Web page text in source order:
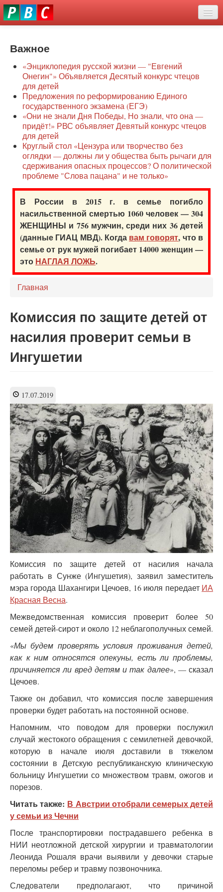
Перейти
к
О нас
Защита семей
Образование
Наше сопротивление
Регионы
Видео
Важное
«Энциклопедия русской жизни — "Евгений
Онегин"» Объявляется Десятый конкурс чтецов
для детей
Предложения по реформированию Единого
государственного экзамена (ЕГЭ)
«Они не знали Дня Победы, Но знали, что она —
придёт!» РВС объявляет Девятый конкурс чтецов
для детей
Круглый стол «Цензура или творчество без
оглядки — должны ли у общества быть рычаги для
сдерживания опасных процессов? О политической
проблеме "Слова пацана" и не только»
В России в 2015 г. в семье погибло
насильственной смертью 1060 человек — 304
ЖЕНЩИНЫ и 756 мужчин, среди них 36 детей
(данные ГИАЦ МВД). Когда вам говорят, что в
семье от рук мужей погибает 14000 женщин —
это НАГЛАЯ ЛОЖЬ.
Главная
Комиссия по защите детей от
насилия проверит семьи в
Ингушетии
17.07.2019
Комиссия по защите детей от насилия начала
работать в Сунже (Ингушетия), заявил заместитель
мэра города Шахангири Цечоев, 16 июля передает ИА
Красная Весна.
Межведомственная комиссия проверит более 50
семей детей-сирот и около 12 неблагополучных семей.
«Мы будем проверять условия проживания детей,
как к ним относятся опекуны, есть ли проблемы,
причиняется ли вред детям и так далее», — сказал
Цечоев.
Также он добавил, что комиссия после завершения
проверки будет работать на постоянной основе.
Напомним, что поводом для проверки послужил
случай жестокого обращения с семилетней девочкой,
которую в начале июля доставили в тяжелом
состоянии в Детскую республиканскую клиническую
больницу Ингушетии со множеством травм, ожогов и
порезов.
Читать также: В Австрии отобрали семерых детей
у семьи из Чечни
После транспортировки пострадавшего ребенка в
НИИ неотложной детской хирургии и травматологии
Леонида Рошаля врачи выявили у девочки старые
переломы ребер и травму позвоночника.
Следователи предполагают, что причиной